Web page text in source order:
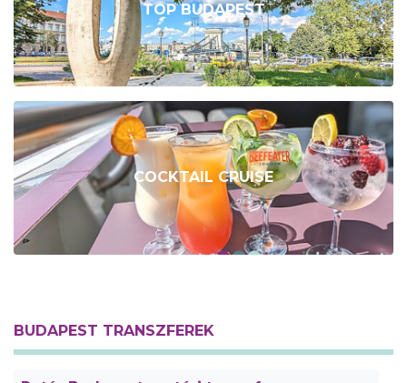
TOP BUDAPEST
COCKTAIL CRUISE
BUDAPEST TRANSZFEREK